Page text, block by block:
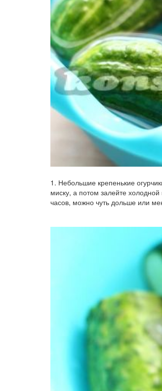
1. Небольшие крепенькие
миску, а потом залейте
часов, можно чуть дольше или